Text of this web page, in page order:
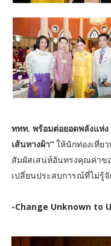
ททท. พร้อมต่อยอดพลังแห่ง
เส้นทางผ้า“ให้นักท่องเที่ย
สัมผัสเสน่ห์อันทรงคุณค่าข
เปลี่ยนประสบการณ์ที่ไม่รู้
-Change Unknown to